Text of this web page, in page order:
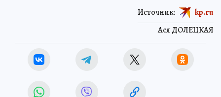
Ася ДОЛЕЦКАЯ
Источник: kp.ru